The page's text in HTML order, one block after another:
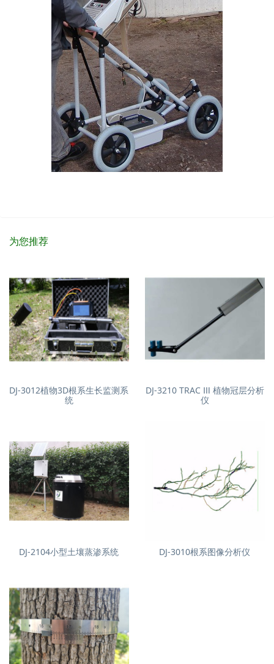
为您推荐
DJ-3012植物3D根系生长监测系
统
DJ-3210 TRAC Ⅲ 植物冠层分析
仪
DJ-2104小型土壤蒸渗系统 DJ-3010根系图像分析仪